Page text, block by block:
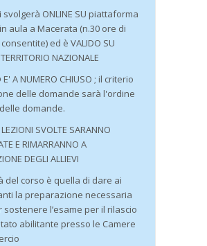
svolgerà ONLINE SU piattaforma
aula a Macerata (n.30 ore di
ed è VALIDO SU
NAZIONALE
E' A NUMERO CHIUSO ; il criterio
delle domande sarà l'ordine
domande.
LEZIONI SVOLTE SARANNO
E RIMARRANNO A
DEGLI ALLIEVI
del corso è quella di dare ai
la preparazione necessaria
l’esame per il rilascio
abilitante presso le Camere